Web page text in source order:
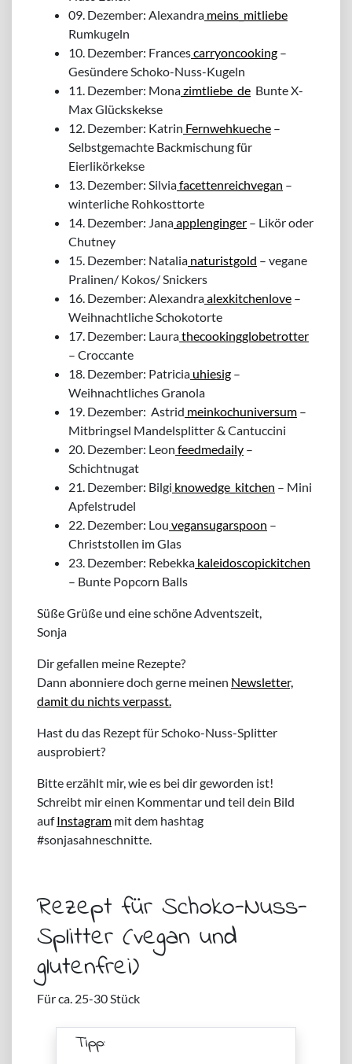
09. Dezember: Alexandra meins_mitliebe
Rumkugeln
10. Dezember: Francescarryoncooking –
Gesündere Schoko-Nuss-Kugeln
11. Dezember: Monazimtliebe_de Bunte X-
Max Glückskekse
12. Dezember: Katrin Fernwehkueche –
Selbstgemachte Backmischung für
Eierlikörkekse
13. Dezember: Silviafacettenreichvegan –
winterliche Rohkosttorte
14. Dezember: Janaapplenginger – Likör oder
Chutney
15. Dezember: Natalia naturistgold – vegane
Pralinen/ Kokos/ Snickers
16. Dezember: Alexandraalexkitchenlove –
Weihnachtliche Schokotorte
17. Dezember: Laurathecookingglobetrotter
– Croccante
18. Dezember: Patricia uhiesig –
Weihnachtliches Granola
19. Dezember: Astrid meinkochuniversum –
Mitbringsel Mandelsplitter & Cantuccini
20. Dezember: Leon feedmedaily –
Schichtnugat
21. Dezember: Bilgi knowedge_kitchen – Mini
Apfelstrudel
22. Dezember: Lou vegansugarspoon –
Christstollen im Glas
23. Dezember: Rebekka kaleidoscopickitchen
– Bunte Popcorn Balls
Süße Grüße und eine schöne Adventszeit,
Sonja
Dir gefallen meine Rezepte?
Dann abonniere doch gerne meinen Newsletter,
damit du nichts verpasst.
Hast du das Rezept für Schoko-Nuss-Splitter
ausprobiert?
Bitte erzählt mir, wie es bei dir geworden ist!
Schreibt mir einen Kommentar und teil dein Bild
aufInstagram mit dem hashtag
#sonjasahneschnitte.
Rezept für Schoko-Nuss-
Splitter (vegan und
glutenfrei)
Für ca. 25-30 Stück
Tipp: